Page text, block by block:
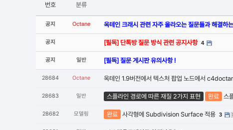
번호 분류
공지 Octane 옥테인 크래시 관련 자주 올라오는 질문들과 해결하
공지 [필독] 단톡방 질문 방식 관련 공지사항 4
공지 일반 [필독] 질문 게시판 유의사항 !
28684 Octane 옥테인 1.9버전에서 텍스처 팝업 노드에서
28683 일반 스플라인 경로에 따른 재질 2가지 표현 완료 스
28682 모델링 완료 사각형에 Subdivision Surface 적용 3